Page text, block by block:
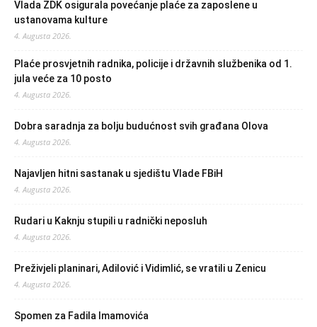
Vlada ZDK osigurala povećanje plaće za zaposlene u
ustanovama kulture
4. Augusta 2026.
Plaće prosvjetnih radnika, policije i državnih službenika od 1.
jula veće za 10 posto
4. Augusta 2026.
Dobra saradnja za bolju budućnost svih građana Olova
4. Augusta 2026.
Najavljen hitni sastanak u sjedištu Vlade FBiH
4. Augusta 2026.
Rudari u Kaknju stupili u radnički neposluh
4. Augusta 2026.
Preživjeli planinari, Adilović i Vidimlić, se vratili u Zenicu
4. Augusta 2026.
Spomen za Fadila Imamovića